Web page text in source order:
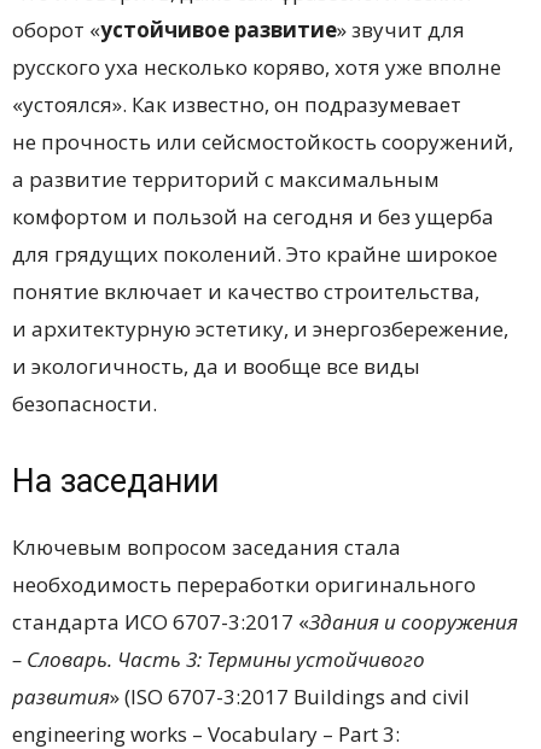
оборот «устойчивое развитие» звучит для
русского уха несколько коряво, хотя уже вполне
«устоялся». Как известно, он подразумевает
не прочность или сейсмостойкость сооружений,
а развитие территорий с максимальным
комфортом и пользой на сегодня и без ущерба
для грядущих поколений. Это крайне широкое
понятие включает и качество строительства,
и архитектурную эстетику, и энергозбережение,
и экологичность, да и вообще все виды
безопасности.
На заседании
Ключевым вопросом заседания стала
необходимость переработки оригинального
стандарта ИСО 6707-3:2017 «Здания и сооружения
– Словарь. Часть 3: Терминыустойчивого
развития» (ISO 6707-3:2017 Buildings and civil
engineering works – Vocabulary – Part 3: